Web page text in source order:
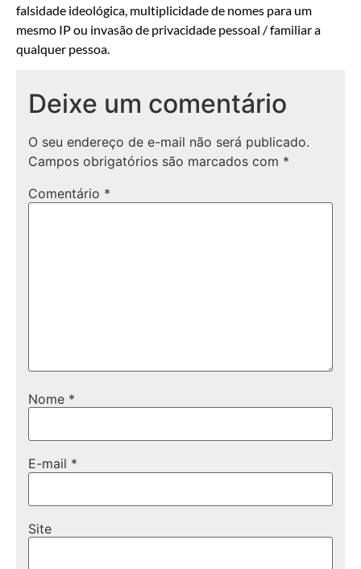
falsidade ideológica, multiplicidade de nomes para um
mesmo IP ou invasão de privacidade pessoal / familiar a
qualquer pessoa.
Deixe um comentário
O seu endereço de e-mail não será publicado.
Campos obrigatórios são marcados com *
Comentário *
Nome *
E-mail *
Site